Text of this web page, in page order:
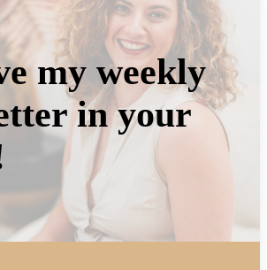
my weekly
in your